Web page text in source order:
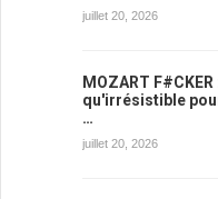
juillet 20, 2026
MOZART
qu'irrésistible
…
juillet 20, 2026